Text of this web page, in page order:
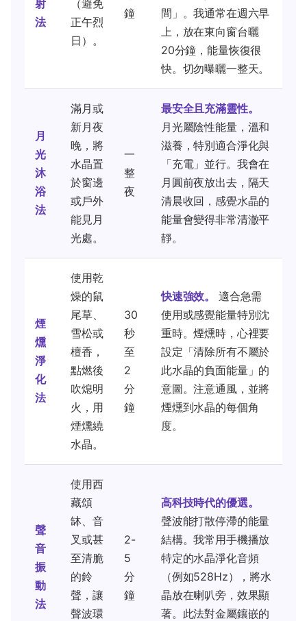
射
法
（避免
正午烈
日）。
鐘
間」。我通常在週六早
上，放在東向窗台曬
20分鐘，能量恢復很
快。切勿曝曬一整天。
月
光
沐
浴
法
滿月或
新月夜
晚，將
水晶置
於窗邊
或戶外
能見月
光處。
一
整
夜
最安全且充滿靈性。
月光屬陰性能量，溫和
滋養，特別適合淨化與
「充電」並行。我會在
月圓前夜放出去，隔天
清晨收回，感覺水晶的
能量會變得非常清澈平
靜。
煙
燻
淨
化
法
使用乾
燥的鼠
尾草、
雪松或
檀香，
點燃後
吹熄明
火，用
煙燻繞
水晶。
30
秒
至
2
分
鐘
快速強效。
適合急需
使用或感覺能量特別沈
重時。煙燻時，心裡要
設定「清除所有不屬於
此水晶的負面能量」的
意圖。注意通風，並將
煙燻到水晶的每個角
度。
聲
音
振
動
法
使用西
藏頌
缽、音
叉或甚
至清脆
的鈴
聲，讓
聲波環
2-
5
分
鐘
高科技時代的優選。
聲波能打散停滯的能量
結構。我常用手機播放
特定的水晶淨化音頻
（例如528Hz），將水
晶放在喇叭旁，效果顯
著。此法對金屬鑲嵌的